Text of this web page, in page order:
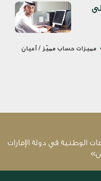
مميزات حساب مميّز / أعيان
الوطنية في دولة الإمارات